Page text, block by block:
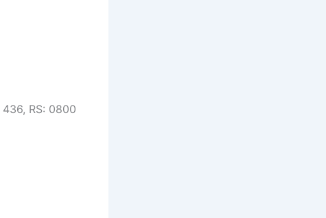
RS: 0800